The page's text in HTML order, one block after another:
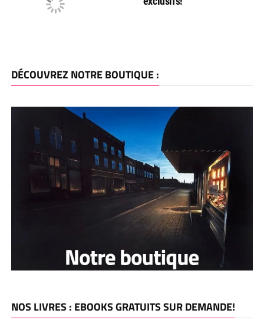
DÉCOUVREZ NOTRE BOUTIQUE :
NOS LIVRES : EBOOKS GRATUITS SUR DEMANDE!